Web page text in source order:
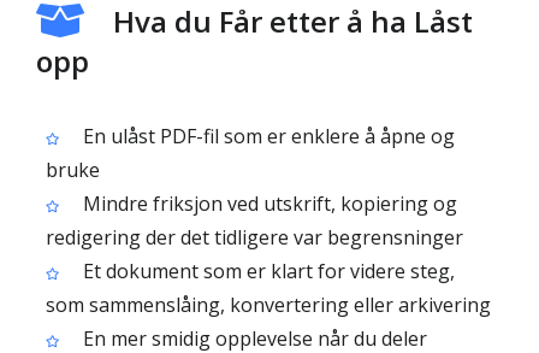
Hva du Får etter å ha Låst
opp
En ulåst PDF-fil som er enklere å åpne og
bruke
Mindre friksjon ved utskrift, kopiering og
redigering der det tidligere var begrensninger
Et dokument som er klart for videre steg,
som sammenslåing, konvertering eller arkivering
En mer smidig opplevelse når du deler